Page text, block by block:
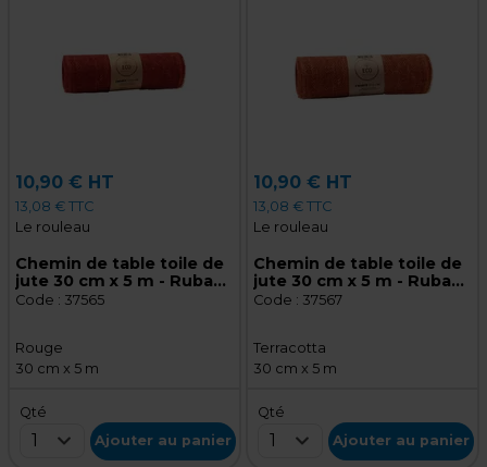
10,90 € HT
13,08 € TTC
Le rouleau
Chemin de table toile de
jute 30 cm x 5 m - Ruban
de jute - Rouge
Code : 37565
Rouge
30 cm x 5 m
Qté
1 Ajouter au panier
10,90 € HT
13,08 € TTC
Le rouleau
Chemin de table toile de
jute 30 cm x 5 m - Ruban
de jute - Terracotta
Code : 37567
Terracotta
30 cm x 5 m
Qté
1 Ajouter au panier